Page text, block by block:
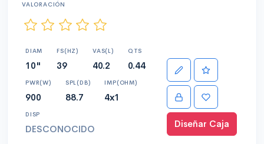
VALORACIÓN
DIAM
10"
FS(HZ)
39
VAS(L)
40.2
QTS
0.44
PWR(W)
900
SPL(DB)
88.7
IMP(OHM)
4x1
DISP
DESCONOCIDO Diseñar Caja